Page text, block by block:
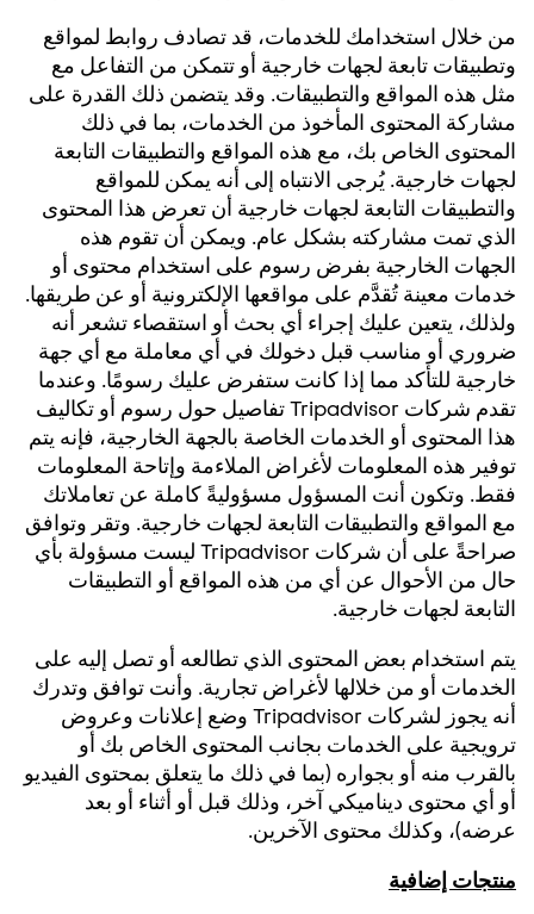
من خلال استخدامك للخدمات، قد تصادف روابط لمواقع
وتطبيقات تابعة لجهات خارجية أو تتمكن من التفاعل مع
مثل هذه المواقع والتطبيقات. وقد يتضمن ذلك القدرة على
مشاركة المحتوى المأخوذ من الخدمات، بما في ذلك
المحتوى الخاص بك، مع هذه المواقع والتطبيقات التابعة
لجهات خارجية. يُرجى الانتباه إلى أنه يمكن للمواقع
والتطبيقات التابعة لجهات خارجية أن تعرض هذا المحتوى
الذي تمت مشاركته بشكل عام. ويمكن أن تقوم هذه
الجهات الخارجية بفرض رسوم على استخدام محتوى أو
خدمات معينة تُقدَّم على مواقعها الإلكترونية أو عن طريقها.
ولذلك، يتعين عليك إجراء أي بحث أو استقصاء تشعر أنه
ضروري أو مناسب قبل دخولك في أي معاملة مع أي جهة
خارجية للتأكد مما إذا كانت ستفرض عليك رسومًا. وعندما
تقدم شركات Tripadvisor تفاصيل حول رسوم أو تكاليف
هذا المحتوى أو الخدمات الخاصة بالجهة الخارجية، فإنه يتم
توفير هذه المعلومات لأغراض الملاءمة وإتاحة المعلومات
فقط. وتكون أنت المسؤول مسؤوليةً كاملة عن تعاملاتك
مع المواقع والتطبيقات التابعة لجهات خارجية. وتقر وتوافق
صراحةً على أن شركات Tripadvisor ليست مسؤولة بأي
حال من الأحوال عن أي من هذه المواقع أو التطبيقات
التابعة لجهات خارجية.
يتم استخدام بعض المحتوى الذي تطالعه أو تصل إليه على
الخدمات أو من خلالها لأغراض تجارية. وأنت توافق وتدرك
أنه يجوز لشركات Tripadvisor وضع إعلانات وعروض
ترويجية على الخدمات بجانب المحتوى الخاص بك أو
بالقرب منه أو بجواره (بما في ذلك ما يتعلق بمحتوى الفيديو
أو أي محتوى ديناميكي آخر، وذلك قبل أو أثناء أو بعد
عرضه)، وكذلك محتوى الآخرين.
منتجات إضافية